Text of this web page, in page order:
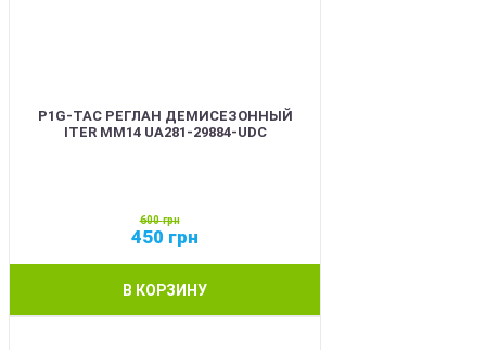
P1G-TAC РЕГЛАН ДЕМИСЕЗОННЫЙ
ITER ММ14 UA281-29884-UDC
600грн
450 грн
В КОРЗИНУ